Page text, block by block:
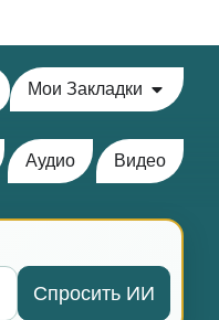
Мои Закладки
Аудио Видео
Спросить ИИ